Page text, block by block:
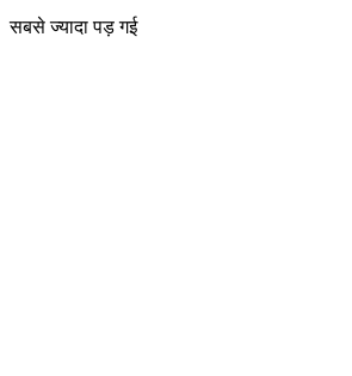
सबसे ज्यादा पड़ गई